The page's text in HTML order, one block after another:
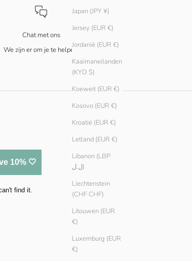
Japan (JPY ¥)
Jersey (EUR €)
Jordanië (EUR €)
Kaaimaneilanden
(KYD $)
Koeweit (EUR €)
Kosovo (EUR €)
Kroatië (EUR €)
Letland (EUR €)
Libanon (LBP
ل.ل)
Liechtenstein
(CHF CHF)
Litouwen (EUR
€)
Luxemburg (EUR
€)
Chat met ons
We zijn er om je te helpen!
10% 🤍
find it.